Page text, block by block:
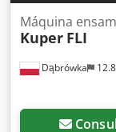
Dąbrówka
Máquina
Kuper FLI